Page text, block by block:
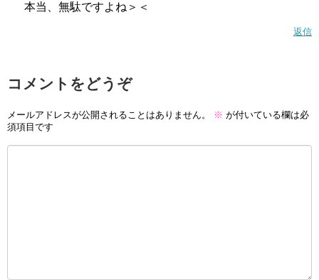
本当、無駄ですよね＞＜
返信
コメントをどうぞ
メールアドレスが公開されることはありません。 ※ が付いている欄は必
須項目です